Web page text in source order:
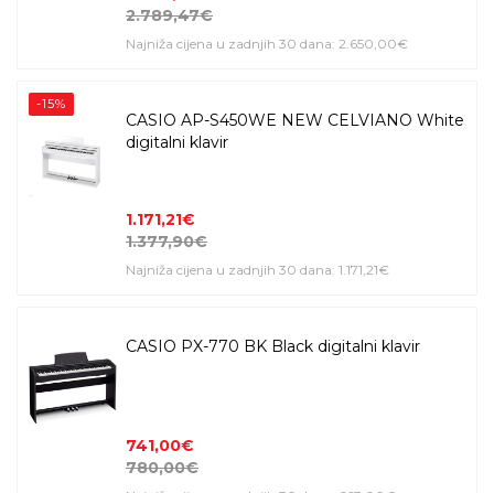
2.789,47€
Najniža cijena u zadnjih 30 dana: 2.650,00€
-15%
CASIO AP-S450WE NEW CELVIANO White
digitalni klavir
1.171,21€
1.377,90€
Najniža cijena u zadnjih 30 dana: 1.171,21€
CASIO PX-770 BK Black digitalni klavir
741,00€
780,00€